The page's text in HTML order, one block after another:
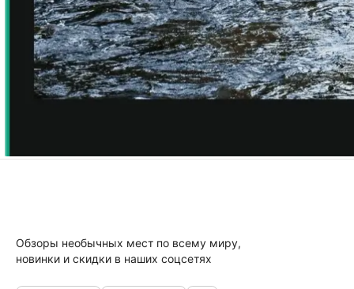
Обзоры необычных мест по всему миру,
новинки и скидки в наших соцсетях